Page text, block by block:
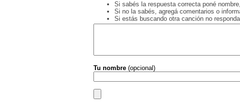
Si sabés la respuesta correcta poné
Si no la sabés, agregá comentarios o
Si estás buscando otra canción no
Tu nombre (opcional)